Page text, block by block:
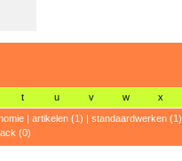
t u v w x
| artikelen (1) | standaardwerken (1)
(0)